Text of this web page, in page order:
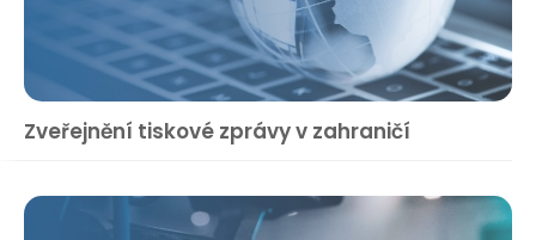
Zveřejnění tiskové zprávy v zahraničí